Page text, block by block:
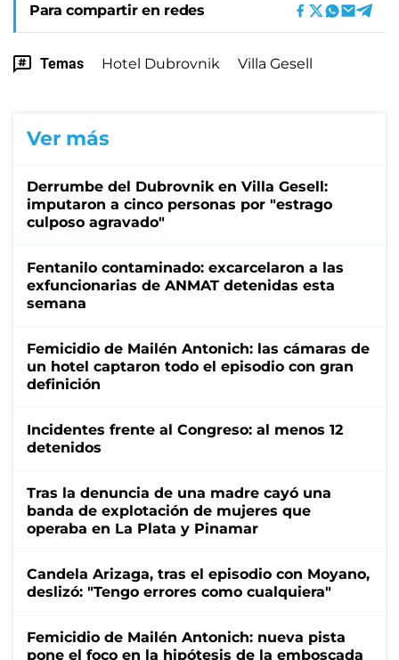
Para compartir en redes
Temas Hotel Dubrovnik Villa Gesell
Ver más
Derrumbe del Dubrovnik en Villa Gesell:
imputaron a cinco personas por "estrago
culposo agravado"
Fentanilo contaminado: excarcelaron a las
exfuncionarias de ANMAT detenidas esta
semana
Femicidio de Mailén Antonich: las cámaras de
un hotel captaron todo el episodio con gran
definición
Incidentes frente al Congreso: al menos 12
detenidos
Tras la denuncia de una madre cayó una
banda de explotación de mujeres que
operaba en La Plata y Pinamar
Candela Arizaga, tras el episodio con Moyano,
deslizó: "Tengo errores como cualquiera"
Femicidio de Mailén Antonich: nueva pista
pone el foco en la hipótesis de la emboscada